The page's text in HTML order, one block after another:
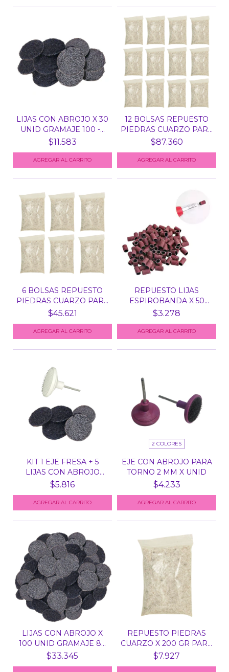
LIJAS CON ABROJO X 30
UNID GRAMAJE 100 -...
$11.583
12 BOLSAS REPUESTO
PIEDRAS CUARZO PARA
E...
$87.360
6 BOLSAS REPUESTO
PIEDRAS CUARZO PARA
ES...
$45.621
REPUESTO LIJAS
ESPIROBANDA X 50
UNID PAR...
$3.278
AGREGAR AL CARRITO
KIT 1 EJE FRESA + 5
LIJAS CON ABROJO
GRA...
$5.816
2 COLORES
EJE CON ABROJO PARA
TORNO 2 MM X UNID
$4.233
AGREGAR AL CARRITO
LIJAS CON ABROJO X
100 UNID GRAMAJE 80
-...
$33.345
REPUESTO PIEDRAS
CUARZO X 200 GR PARA
ES...
$7.927